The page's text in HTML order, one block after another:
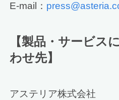
E-mail：
【製品・サービス
わせ先】
アステリア株式会社